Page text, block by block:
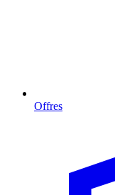
Offres